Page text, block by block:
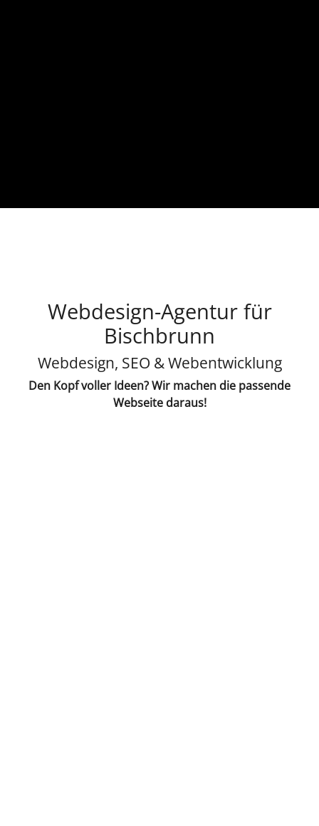
Webdesign-Agentur für
Bischbrunn
Webdesign, SEO & Webentwicklung
Den Kopf voller Ideen? Wir machen die passende
Webseite daraus!